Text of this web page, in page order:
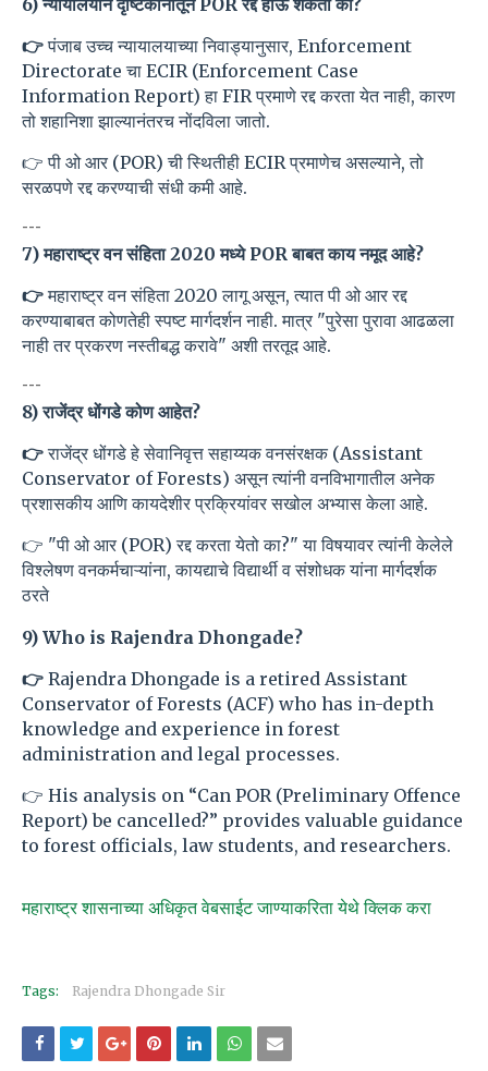
6) न्यायालयीन दृष्टिकोनातून POR रद्द होऊ शकतो का?
👉पंजाब उच्च न्यायालयाच्या निवाड्यानुसार, Enforcement
Directorate चा ECIR (Enforcement Case
Information Report) हा FIR प्रमाणे रद्द करता येत नाही, कारण
तो शहानिशा झाल्यानंतरच नोंदविला जातो.
👉 पी ओ आर (POR) ची स्थितीही ECIR प्रमाणेच असल्याने, तो
सरळपणे रद्द करण्याची संधी कमी आहे.
---
7) महाराष्ट्र वन संहिता 2020 मध्ये POR बाबत काय नमूद आहे?
👉महाराष्ट्र वन संहिता 2020 लागू असून, त्यात पी ओ आर रद्द
करण्याबाबत कोणतेही स्पष्ट मार्गदर्शन नाही. मात्र "पुरेसा पुरावा आढळला
नाही तर प्रकरण नस्तीबद्ध करावे" अशी तरतूद आहे.
---
8) राजेंद्र धोंगडे कोण आहेत?
👉राजेंद्र धोंगडे हे सेवानिवृत्त सहाय्यक वनसंरक्षक (Assistant
Conservator of Forests) असून त्यांनी वनविभागातील अनेक
प्रशासकीय आणि कायदेशीर प्रक्रियांवर सखोल अभ्यास केला आहे.
👉 "पी ओ आर (POR) रद्द करता येतो का?" या विषयावर त्यांनी केलेले
विश्लेषण वनकर्मचाऱ्यांना, कायद्याचे विद्यार्थी व संशोधक यांना मार्गदर्शक
ठरते
9) Who is Rajendra Dhongade?
👉 Rajendra Dhongade is a retired Assistant
Conservator of Forests (ACF) who has in-depth
knowledge and experience in forest
administration and legal processes.
👉 His analysis on “Can POR (Preliminary Offence
Report) be cancelled?” provides valuable guidance
to forest officials, law students, and researchers.
महाराष्ट्र शासनाच्या अधिकृत वेबसाईट जाण्याकरिता येथे क्लिक करा
Tags: Rajendra Dhongade Sir